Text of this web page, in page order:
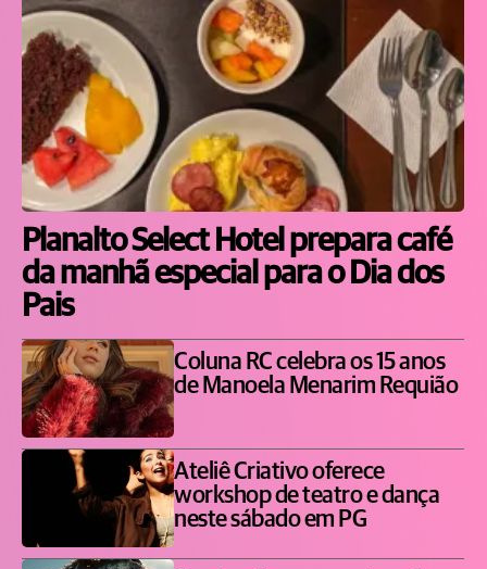
Planalto Select Hotel prepara café
da manhã especial para o Dia dos
Pais
Coluna RC celebra os 15 anos
de Manoela Menarim Requião
Ateliê Criativo oferece
workshop de teatro e dança
neste sábado em PG